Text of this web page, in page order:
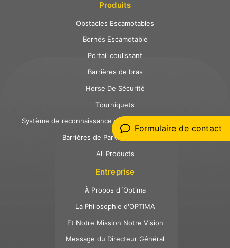
Formulaire de contact
Produits
Obstacles Escamotables
Bornés Escamotable
Portail coulissant
Barrières de bras
Herse De Sécurité
Tourniquets
Système de reconnaissance des plaques d'immatriculation
Barrières de Parking Individuelles
All Products
Entreprise
À Propos d´Optima
La Philosophie d'OPTIMA
Et Notre Mission Notre Vision
Message du Directeur Général